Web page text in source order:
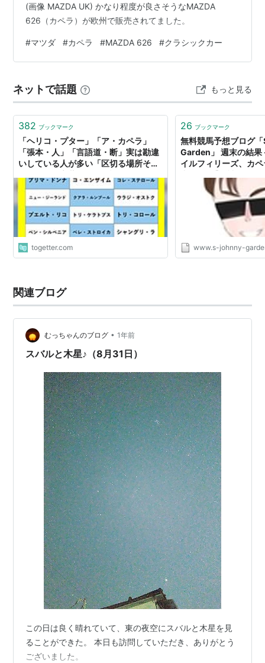
(画像 MAZDA UK) かなり程度が良さそうなMAZDA
626（カペラ）が欧州で販売されてました。
#マツダ #カペラ #MAZDA 626 #クラシックカー
ネットで話題 もっと見る
382 ブックマーク
「ヘリコ・プター」「ア・カペラ」
「張本・人」「言語道・断」実は勘違
いしている人が多い「区切る場所そ
togetter.com
26 ブックマーク
無料競馬予想ブロ
Garden」 週末の結
イルフィリーズ、カ
ズ】馬連 6.9倍、3連
ラステークス】 馬連
14.0倍【師走ステー
倍 的中!! - S-
www.s-johnny-
関連ブログ
むっちゃんのブログ • 1年前
スバルと木星♪（8月31日）
この日は良く晴れていて、東の夜空にスバルと木星を見
ることができた。 本日も訪問していただき、ありがとう
ございました。